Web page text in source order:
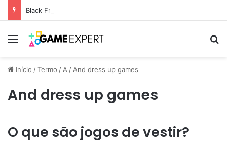
Black Friday: descontos incríveis em eletrônicos
Menu
Início /Termo / A / And dress up games
And dress up games
O que são jogos de vestir?